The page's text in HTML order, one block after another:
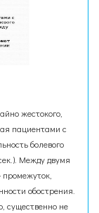
жестокого,
пациентами с
болевого
Между двумя
обострения.
существенно не